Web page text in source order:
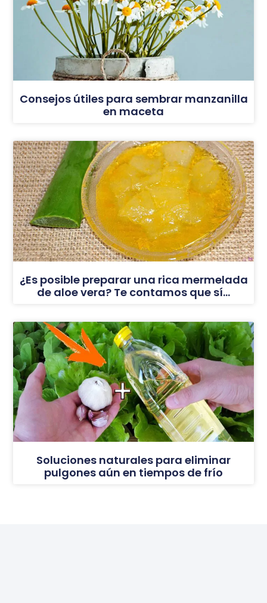
Consejos útiles para sembrar manzanilla
en maceta
¿Es posible preparar una rica mermelada
de aloe vera? Te contamos que sí…
Soluciones naturales para eliminar
pulgones aún en tiempos de frío